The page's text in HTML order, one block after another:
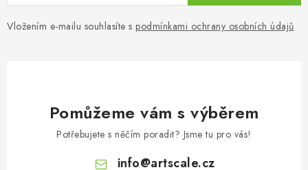
Vložením e-mailu souhlasíte s podmínkami ochrany osobních údajů
Pomůžeme vám s výběrem
Potřebujete s něčím poradit? Jsme tu pro vás!
info@artscale.cz